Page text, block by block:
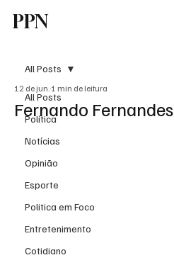
PPN
All Posts
Política
Notícias
Opinião
Esporte
Politica em Foco
Entretenimento
Cotidiano
All Posts
Fernando Fernandes
12 de jun. 1 min de leitura